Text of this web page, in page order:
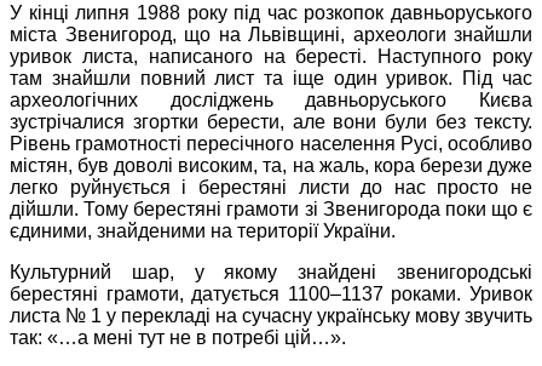
У кінці липня 1988 року під час розкопок давньоруського
міста Звенигород, що на Львівщині, археологи знайшли
уривок листа, написаного на бересті. Наступного року
там знайшли повний лист та іще один уривок. Під час
археологічних досліджень давньоруського Києва
зустрічалися згортки берести, але вони були без тексту.
Рівень грамотності пересічного населення Русі, особливо
містян, був доволі високим, та, на жаль, кора берези дуже
легко руйнується і берестяні листи до нас просто не
дійшли. Тому берестяні грамоти зі Звенигорода поки що є
єдиними, знайденими на території України.
Культурний шар, у якому знайдені звенигородські
берестяні грамоти, датується 1100–1137 роками. Уривок
листа № 1 у перекладі на сучасну українську мову звучить
так: «…а мені тут не в потребі цій…».